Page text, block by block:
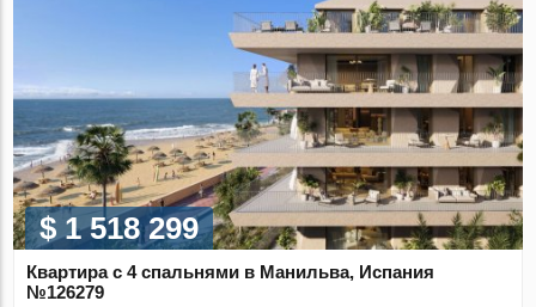
$ 1 518 299
Квартира с 4 спальнями в Манильва, Испания
№126279